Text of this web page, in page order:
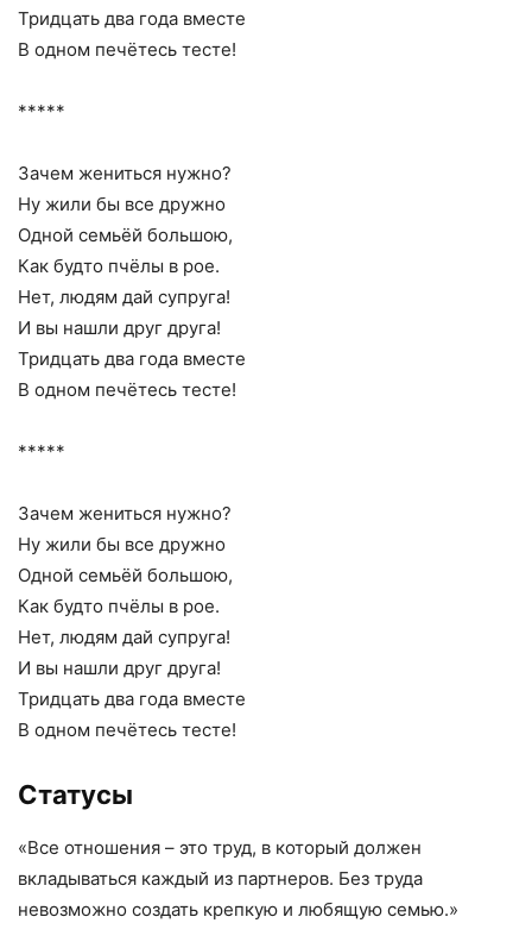
Тридцать два года вместе
В одном печётесь тесте!
*****
Зачем жениться нужно?
Ну жили бы все дружно
Одной семьёй большою,
Как будто пчёлы в рое.
Нет, людям дай супруга!
И вы нашли друг друга!
Тридцать два года вместе
В одном печётесь тесте!
*****
Зачем жениться нужно?
Ну жили бы все дружно
Одной семьёй большою,
Как будто пчёлы в рое.
Нет, людям дай супруга!
И вы нашли друг друга!
Тридцать два года вместе
В одном печётесь тесте!
Статусы
«Все отношения – это труд, в который должен
вкладываться каждый из партнеров. Без труда
невозможно создать крепкую и любящую семью.»